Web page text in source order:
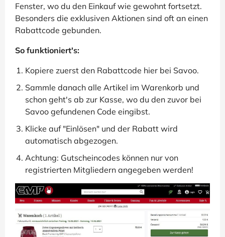
Fenster, wo du den Einkauf wie gewohnt fortsetzt.
Besonders die exklusiven Aktionen sind oft an einen
Rabattcode gebunden.
So funktioniert's:
Kopiere zuerst den Rabattcode hier bei Savoo.
Sammle danach alle Artikel im Warenkorb und
schon geht's ab zur Kasse, wo du den zuvor bei
Savoo gefundenen Code eingibst.
Klicke auf "Einlösen" und der Rabatt wird
automatisch abgezogen.
Achtung: Gutscheincodes können nur von
registrierten Mitgliedern angegeben werden!